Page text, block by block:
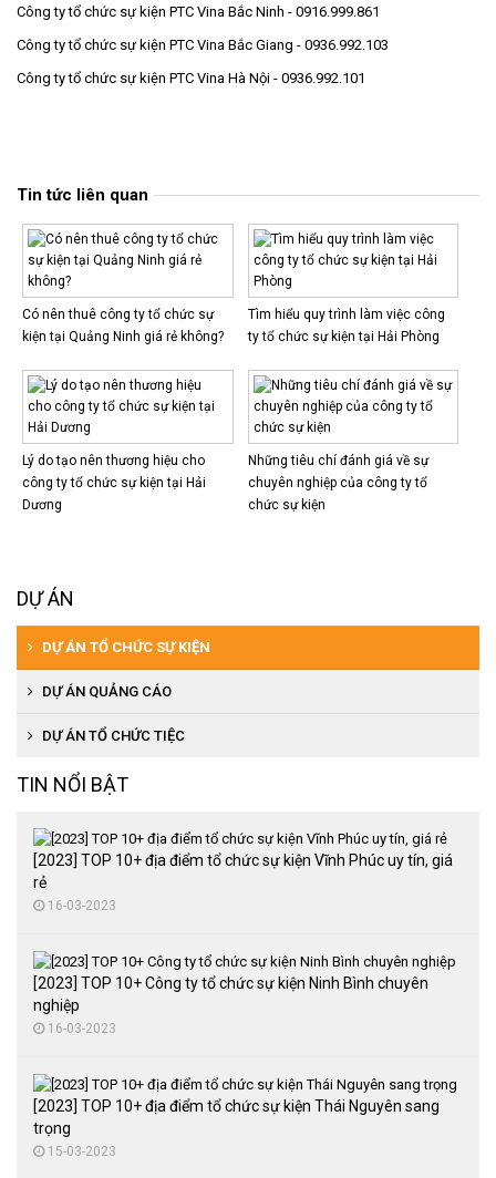
Công ty tổ chức sự kiện PTC Vina Bắc Ninh - 0916.999.861
Công ty tổ chức sự kiện PTC Vina Bắc Giang - 0936.992.103
Công ty tổ chức sự kiện PTC Vina Hà Nội - 0936.992.101
Tin tức liên quan
Có nên thuê công ty tổ chức sự
kiện tại Quảng Ninh giá rẻ không?
Tìm hiểu quy trình làm việc công
ty tổ chức sự kiện tại Hải Phòng
Lý do tạo nên thương hiệu cho
công ty tổ chức sự kiện tại Hải
Dương
Những tiêu chí đánh giá về sự
chuyên nghiệp của công ty tổ
chức sự kiện
DỰ ÁN
DỰ ÁN TỔ CHỨC SỰ KIỆN
DỰ ÁN QUẢNG CÁO
DỰ ÁN TỔ CHỨC TIỆC
TIN NỔI BẬT
[2023] TOP 10+ địa điểm tổ chức sự kiện Vĩnh Phúc uy tín, giá
rẻ
16-03-2023
[2023] TOP 10+ Công ty tổ chức sự kiện Ninh Bình chuyên
nghiệp
16-03-2023
[2023] TOP 10+ địa điểm tổ chức sự kiện Thái Nguyên sang
trọng
15-03-2023